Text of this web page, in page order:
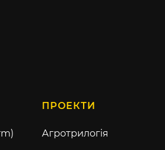
ПРОЕКТИ
Агротрилогія